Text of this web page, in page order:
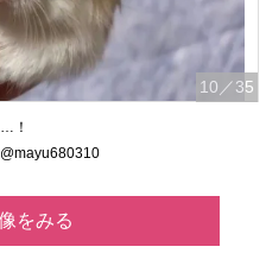
10 ／35
！
をみる